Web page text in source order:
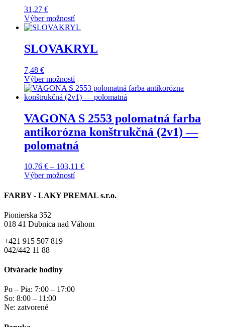
môžete
vybrať
na
produktu.
31,27 €
Výber možností
Tento
má
viacero
Možnosti
si
môžete
vybrať
stránke
produktu.
SLOVAKRYL
7,48 €
Výber možností
Tento
produkt
viacero
variantov.
Možnosti
si
môžete
na
stránke
VAGONA S 2553 polomatná farba
antikorózna konštrukčná (2v1) —
polomatná
10,76 € – 103,11 €
through
Výber možností
produkt
viacero
variantov.
Možnosti
si
môžete
stránke
FARBY - LAKY PREMAL s.r.o.
Pionierska 352
018 41 Dubnica nad Váhom
+421 915 507 819
042/442 11 88
Otváracie hodiny
Po – Pia: 7:00 – 17:00
So: 8:00 – 11:00
Ne: zatvorené